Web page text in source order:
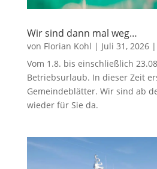
Wir sind dann mal weg…
von Florian Kohl | Juli 31, 2026|
Vom 1.8. bis einschließlich
Betriebsurlaub. In dieser Zeit
Gemeindeblätter. Wir sind ab
wieder für Sie da.